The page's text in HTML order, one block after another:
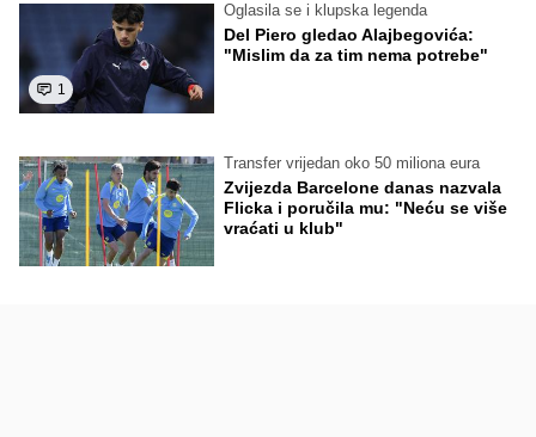
1
Oglasila se i klupska legenda
Del Piero gledao Alajbegovića:
"Mislim da za tim nema potrebe"
Transfer vrijedan oko 50 miliona eura
Zvijezda Barcelone danas nazvala
Flicka i poručila mu: "Neću se više
vraćati u klub"